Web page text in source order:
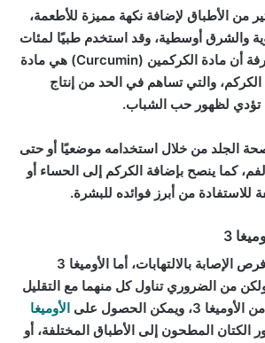
من الأطباق لإضافة نكهة مميزة للأطعمة،
والشرق أوسطية، وقد استخدم طبيًا لمئات
السنين، والجدير بالمعرفة أن مادة الكركمين (Curcumin) هي مادة
الكركم، والتي تساهم في الحد من إنتاج
تؤدي لظهور حب الشباب.
الجلد من خلال استخدامه موضعيًا أو حتى
كما ينصح بإضافة الكركم إلى الحساء أو
للاستفادة من أبرز فوائده للبشرة.
إن الأوميغا 6 تزيد من فرص الإصابة بالالتهابات، أما الأوميغا 3
من الضروري تناول كل منهما مع التقليل
الأوميغا
المطحون إلى الأطباق المختلفة، أو